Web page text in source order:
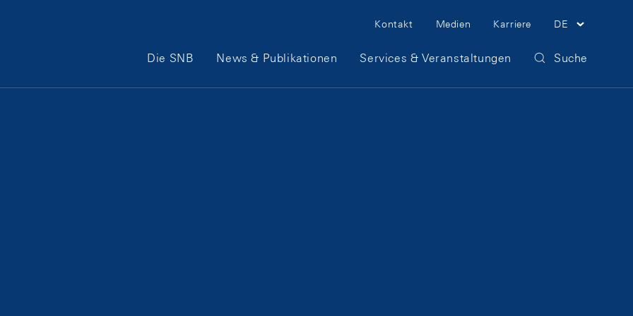
Meta Navigation
Kontakt Medien Karriere DE
Hauptnavigation
Die SNB News & Publikationen Services & Veranstaltungen Suche